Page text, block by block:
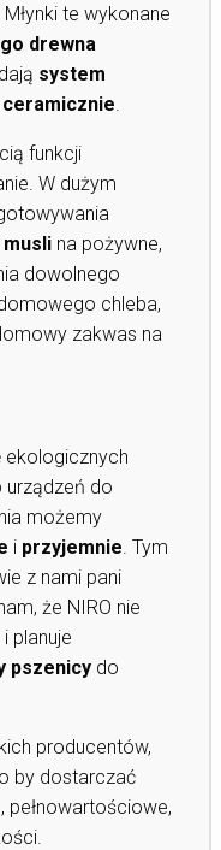
te wykonane
drewna
system
funkcji
W dużym
musli na pożywne,
dowolnego
chleba,
zakwas na
ekologicznych
do
możemy
i przyjemnie . Tym
z nami pani
że NIRO nie
planuje
pszenicy do
producentów,
by dostarczać
pełnowartościowe,